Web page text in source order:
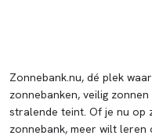
Zonnebank.nu, dé plek
zonnebanken, veilig
stralende teint. Of je nu op
zonnebank, meer wilt leren